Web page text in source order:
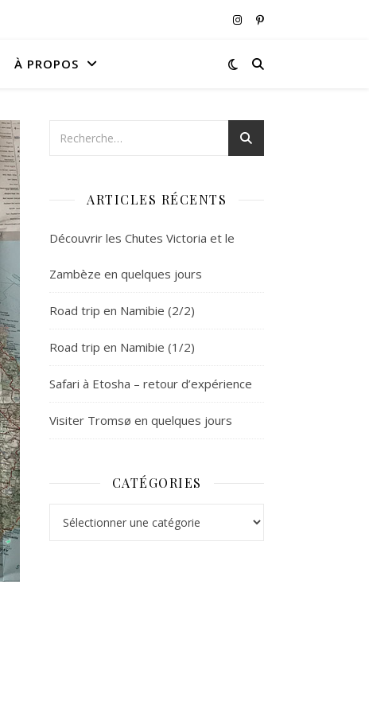
À PROPOS
ARTICLES RÉCENTS
Découvrir les Chutes Victoria et le
Zambèze en quelques jours
Road trip en Namibie (2/2)
Road trip en Namibie (1/2)
Safari à Etosha – retour d’expérience
Visiter Tromsø en quelques jours
CATÉGORIES